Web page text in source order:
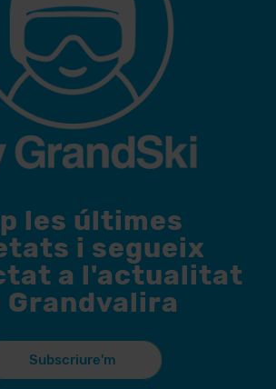
les últimes
i segueix
a l'actualitat
Grandvalira
Subscriure'm